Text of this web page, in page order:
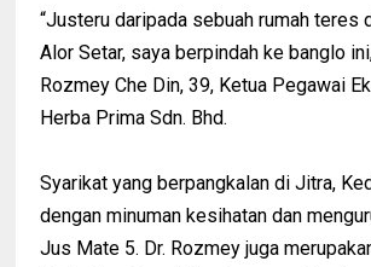
“Justeru daripada sebuah rumah teres
Alor Setar, saya berpindah ke banglo
Rozmey Che Din, 39, Ketua Pegawai
Herba Prima Sdn. Bhd.
Syarikat yang berpangkalan di Jitra,
dengan minuman kesihatan dan
Jus Mate 5. Dr. Rozmey juga